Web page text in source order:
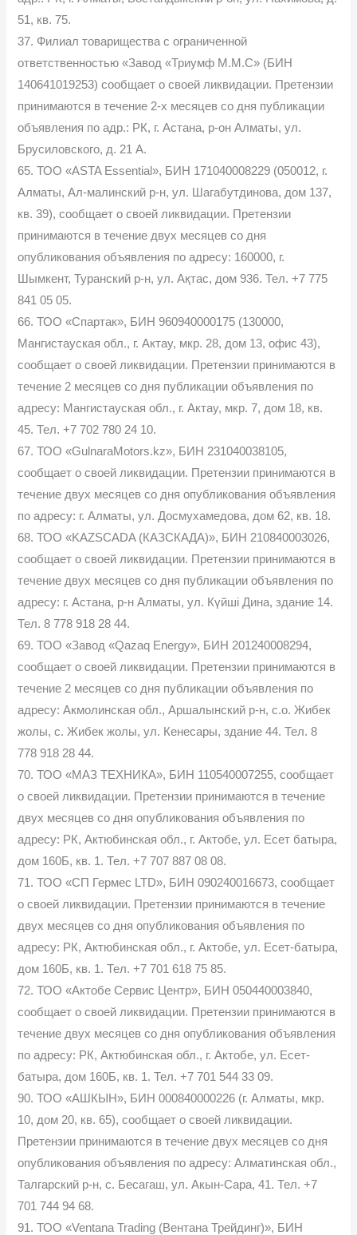
51, кв. 75.
37. Филиал товарищества с ограниченной
ответственностью «Завод «Триумф М.М.С» (БИН
140641019253) сообщает о своей ликвидации. Претензии
принимаются в течение 2-х месяцев со дня публикации
объявления по адр.: РК, г. Астана, р-он Алматы, ул.
Брусиловского, д. 21 А.
65. ТОО «ASTA Essential», БИН 171040008229 (050012, г.
Алматы, Ал-малинский р-н, ул. Шагабутдинова, дом 137,
кв. 39), сообщает о своей ликвидации. Претензии
принимаются в течение двух месяцев со дня
опубликования объявления по адресу: 160000, г.
Шымкент, Туранский р-н, ул. Ақтас, дом 936. Тел. +7 775
841 05 05.
66. ТОО «Спартак», БИН 960940000175 (130000,
Мангистауская обл., г. Актау, мкр. 28, дом 13, офис 43),
сообщает о своей ликвидации. Претензии принимаются в
течение 2 месяцев со дня публикации объявления по
адресу: Мангистауская обл., г. Актау, мкр. 7, дом 18, кв.
45. Тел. +7 702 780 24 10.
67. ТОО «GulnaraMotors.kz», БИН 231040038105,
сообщает о своей ликвидации. Претензии принимаются в
течение двух месяцев со дня опубликования объявления
по адресу: г. Алматы, ул. Досмухамедова, дом 62, кв. 18.
68. ТОО «KAZSCADA (КАЗСКАДА)», БИН 210840003026,
сообщает о своей ликвидации. Претензии принимаются в
течение двух месяцев со дня публикации объявления по
адресу: г. Астана, р-н Алматы, ул. Күйші Дина, здание 14.
Тел. 8 778 918 28 44.
69. ТОО «Завод «Qazaq Energy», БИН 201240008294,
сообщает о своей ликвидации. Претензии принимаются в
течение 2 месяцев со дня публикации объявления по
адресу: Акмолинская обл., Аршалынский р-н, с.о. Жибек
жолы, с. Жибек жолы, ул. Кенесары, здание 44. Тел. 8
778 918 28 44.
70. ТОО «МАЗ ТЕХНИКА», БИН 110540007255, сообщает
о своей ликвидации. Претензии принимаются в течение
двух месяцев со дня опубликования объявления по
адресу: РК, Актюбинская обл., г. Актобе, ул. Есет батыра,
дом 160Б, кв. 1. Тел. +7 707 887 08 08.
71. ТОО «СП Гермес LTD», БИН 090240016673, сообщает
о своей ликвидации. Претензии принимаются в течение
двух месяцев со дня опубликования объявления по
адресу: РК, Актюбинская обл., г. Актобе, ул. Есет-батыра,
дом 160Б, кв. 1. Тел. +7 701 618 75 85.
72. ТОО «Актобе Сервис Центр», БИН 050440003840,
сообщает о своей ликвидации. Претензии принимаются в
течение двух месяцев со дня опубликования объявления
по адресу: РК, Актюбинская обл., г. Актобе, ул. Есет-
батыра, дом 160Б, кв. 1. Тел. +7 701 544 33 09.
90. ТОО «АШКЫН», БИН 000840000226 (г. Алматы, мкр.
10, дом 20, кв. 65), сообщает о своей ликвидации.
Претензии принимаются в течение двух месяцев со дня
опубликования объявления по адресу: Алматинская обл.,
Талгарский р-н, с. Бесагаш, ул. Акын-Сара, 41. Тел. +7
701 744 94 68.
91. ТОО «Ventana Trading (Вентана Трейдинг)», БИН